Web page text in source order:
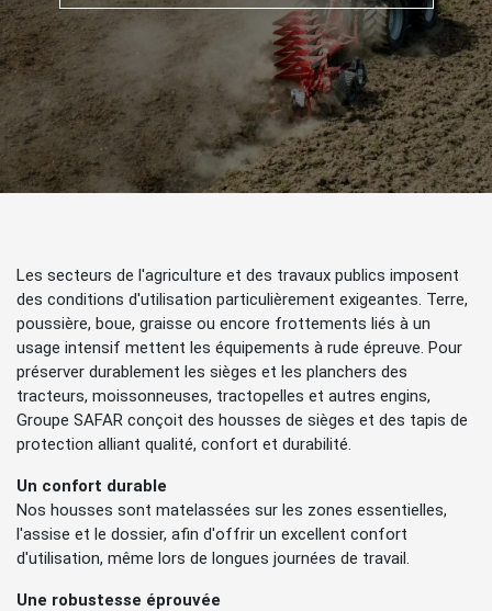
Les secteurs de l'agriculture et des travaux publics imposent
des conditions d'utilisation particulièrement exigeantes. Terre,
poussière, boue, graisse ou encore frottements liés à un
usage intensif mettent les équipements à rude épreuve. Pour
préserver durablement les sièges et les planchers des
tracteurs, moissonneuses, tractopelles et autres engins,
Groupe SAFAR conçoit des housses de sièges et des tapis de
protection alliant qualité, confort et durabilité.
Un confort durable
Nos housses sont matelassées sur les zones essentielles,
l'assise et le dossier, afin d'offrir un excellent confort
d'utilisation, même lors de longues journées de travail.
Une robustesse éprouvée